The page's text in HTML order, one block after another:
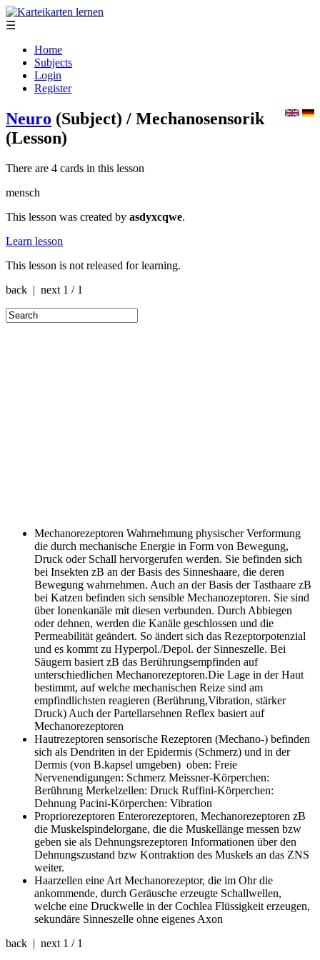
☰
Home
Subjects
Login
Register
Neuro (Subject) / Mechanosensorik
(Lesson)
There are 4 cards in this lesson
mensch
This lesson was created by asdyxcqwe.
Learn lesson
This lesson is not released for learning.
back | next 1 / 1
Mechanorezeptoren Wahrnehmung physischer Verformung
die durch mechanische Energie in Form von Bewegung,
Druck oder Schall hervorgerufen werden. Sie befinden sich
bei Insekten zB an der Basis des Sinneshaare, die deren
Bewegung wahrnehmen. Auch an der Basis der Tasthaare zB
bei Katzen befinden sich sensible Mechanozeptoren. Sie sind
über Ionenkanäle mit diesen verbunden. Durch Abbiegen
oder dehnen, werden die Kanäle geschlossen und die
Permeabilität geändert. So ändert sich das Rezeptorpotenzial
und es kommt zu Hyperpol./Depol. der Sinneszelle. Bei
Säugern basiert zB das Berührungsempfinden auf
unterschiedlichen Mechanorezeptoren.Die Lage in der Haut
bestimmt, auf welche mechanischen Reize sind am
empfindlichsten reagieren (Berührung,Vibration, stärker
Druck) Auch der Partellarsehnen Reflex basiert auf
Mechanorezeptoren
Hautrezeptoren sensorische Rezeptoren (Mechano-) befinden
sich als Dendriten in der Epidermis (Schmerz) und in der
Dermis (von B.kapsel umgeben) oben: Freie
Nervenendigungen: Schmerz Meissner-Körperchen:
Berührung Merkelzellen: Druck Ruffini-Körperchen:
Dehnung Pacini-Körperchen: Vibration
Propriorezeptoren Enterorezeptoren, Mechanorezeptoren zB
die Muskelspindelorgane, die die Muskellänge messen bzw
geben sie als Dehnungsrezeptoren Informationen über den
Dehnungszustand bzw Kontraktion des Muskels an das ZNS
weiter.
Haarzellen eine Art Mechanorezeptor, die im Ohr die
ankommende, durch Geräusche erzeugte Schallwellen,
welche eine Druckwelle in der Cochlea Flüssigkeit erzeugen,
sekundäre Sinneszelle ohne eigenes Axon
back | next 1 / 1